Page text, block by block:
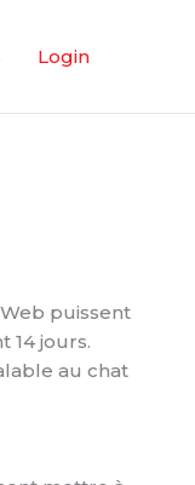
Login
puissent
14 jours.
au chat